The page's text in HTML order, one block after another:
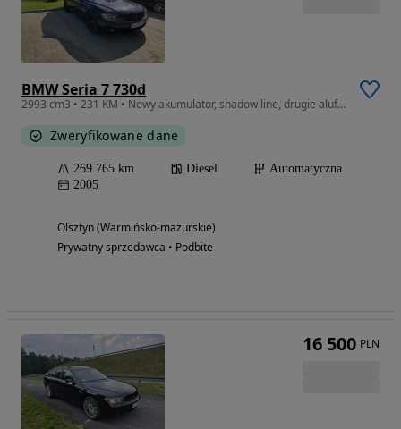
BMW Seria 7 730d
2993 cm3 • 231 KM • Nowy akumulator, shadow line, drugie alufelgi Srebrne + opony letnie,
Zweryfikowane dane
269 765 km Diesel
Automatyczna
2005
Olsztyn (Warmińsko-mazurskie)
Prywatny sprzedawca • Podbite
16 500 PLN